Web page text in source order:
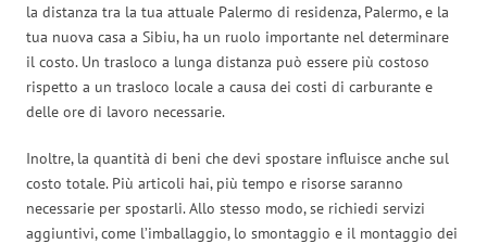
la distanza tra la tua attuale Palermo di residenza, Palermo, e la
tua nuova casa a Sibiu, ha un ruolo importante nel determinare
il costo. Un trasloco a lunga distanza può essere più costoso
rispetto a un trasloco locale a causa dei costi di carburante e
delle ore di lavoro necessarie.
Inoltre, la quantità di beni che devi spostare influisce anche sul
costo totale. Più articoli hai, più tempo e risorse saranno
necessarie per spostarli. Allo stesso modo, se richiedi servizi
aggiuntivi, come l’imballaggio, lo smontaggio e il montaggio dei